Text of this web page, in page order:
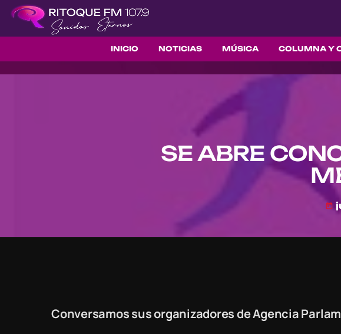
INICIO NOTICIAS MÚSICA COLUMNA Y
SE ABRE
today
Conversamos sus organizadores de Agencia